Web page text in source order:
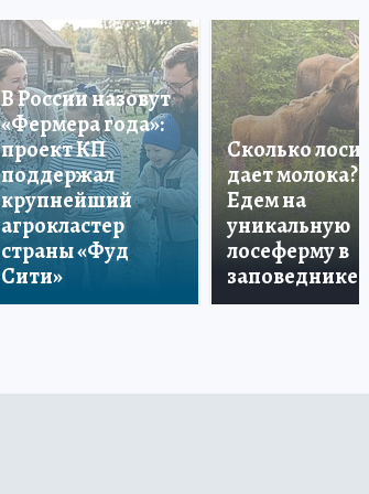
В России назовут
«Фермера года»:
проект КП
поддержал
крупнейший
агрокластер
страны «Фуд
Сити»
Сколько лосиха
дает молока?
Едем на
уникальную
лосеферму в
заповеднике!